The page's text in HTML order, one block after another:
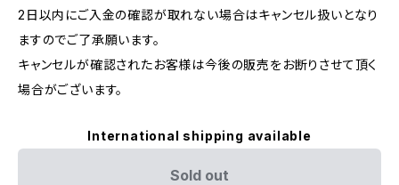
2日以内にご入金の確認が取れない場合はキャンセル扱いとなり
ますのでご了承願います。
キャンセルが確認されたお客様は今後の販売をお断りさせて頂く
場合がございます。
International shipping available
Sold out